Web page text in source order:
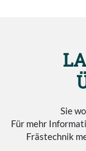
Sie
Für mehr
Frästechnik